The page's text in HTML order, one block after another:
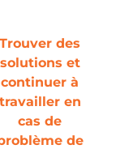
Trouver des
solutions et
continuer à
travailler en
cas de
de